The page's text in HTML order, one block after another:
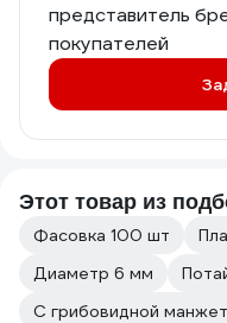
представитель
покупателей
Этот товар из
Фасовка 100 шт
Диаметр 6 мм
С грибовидной